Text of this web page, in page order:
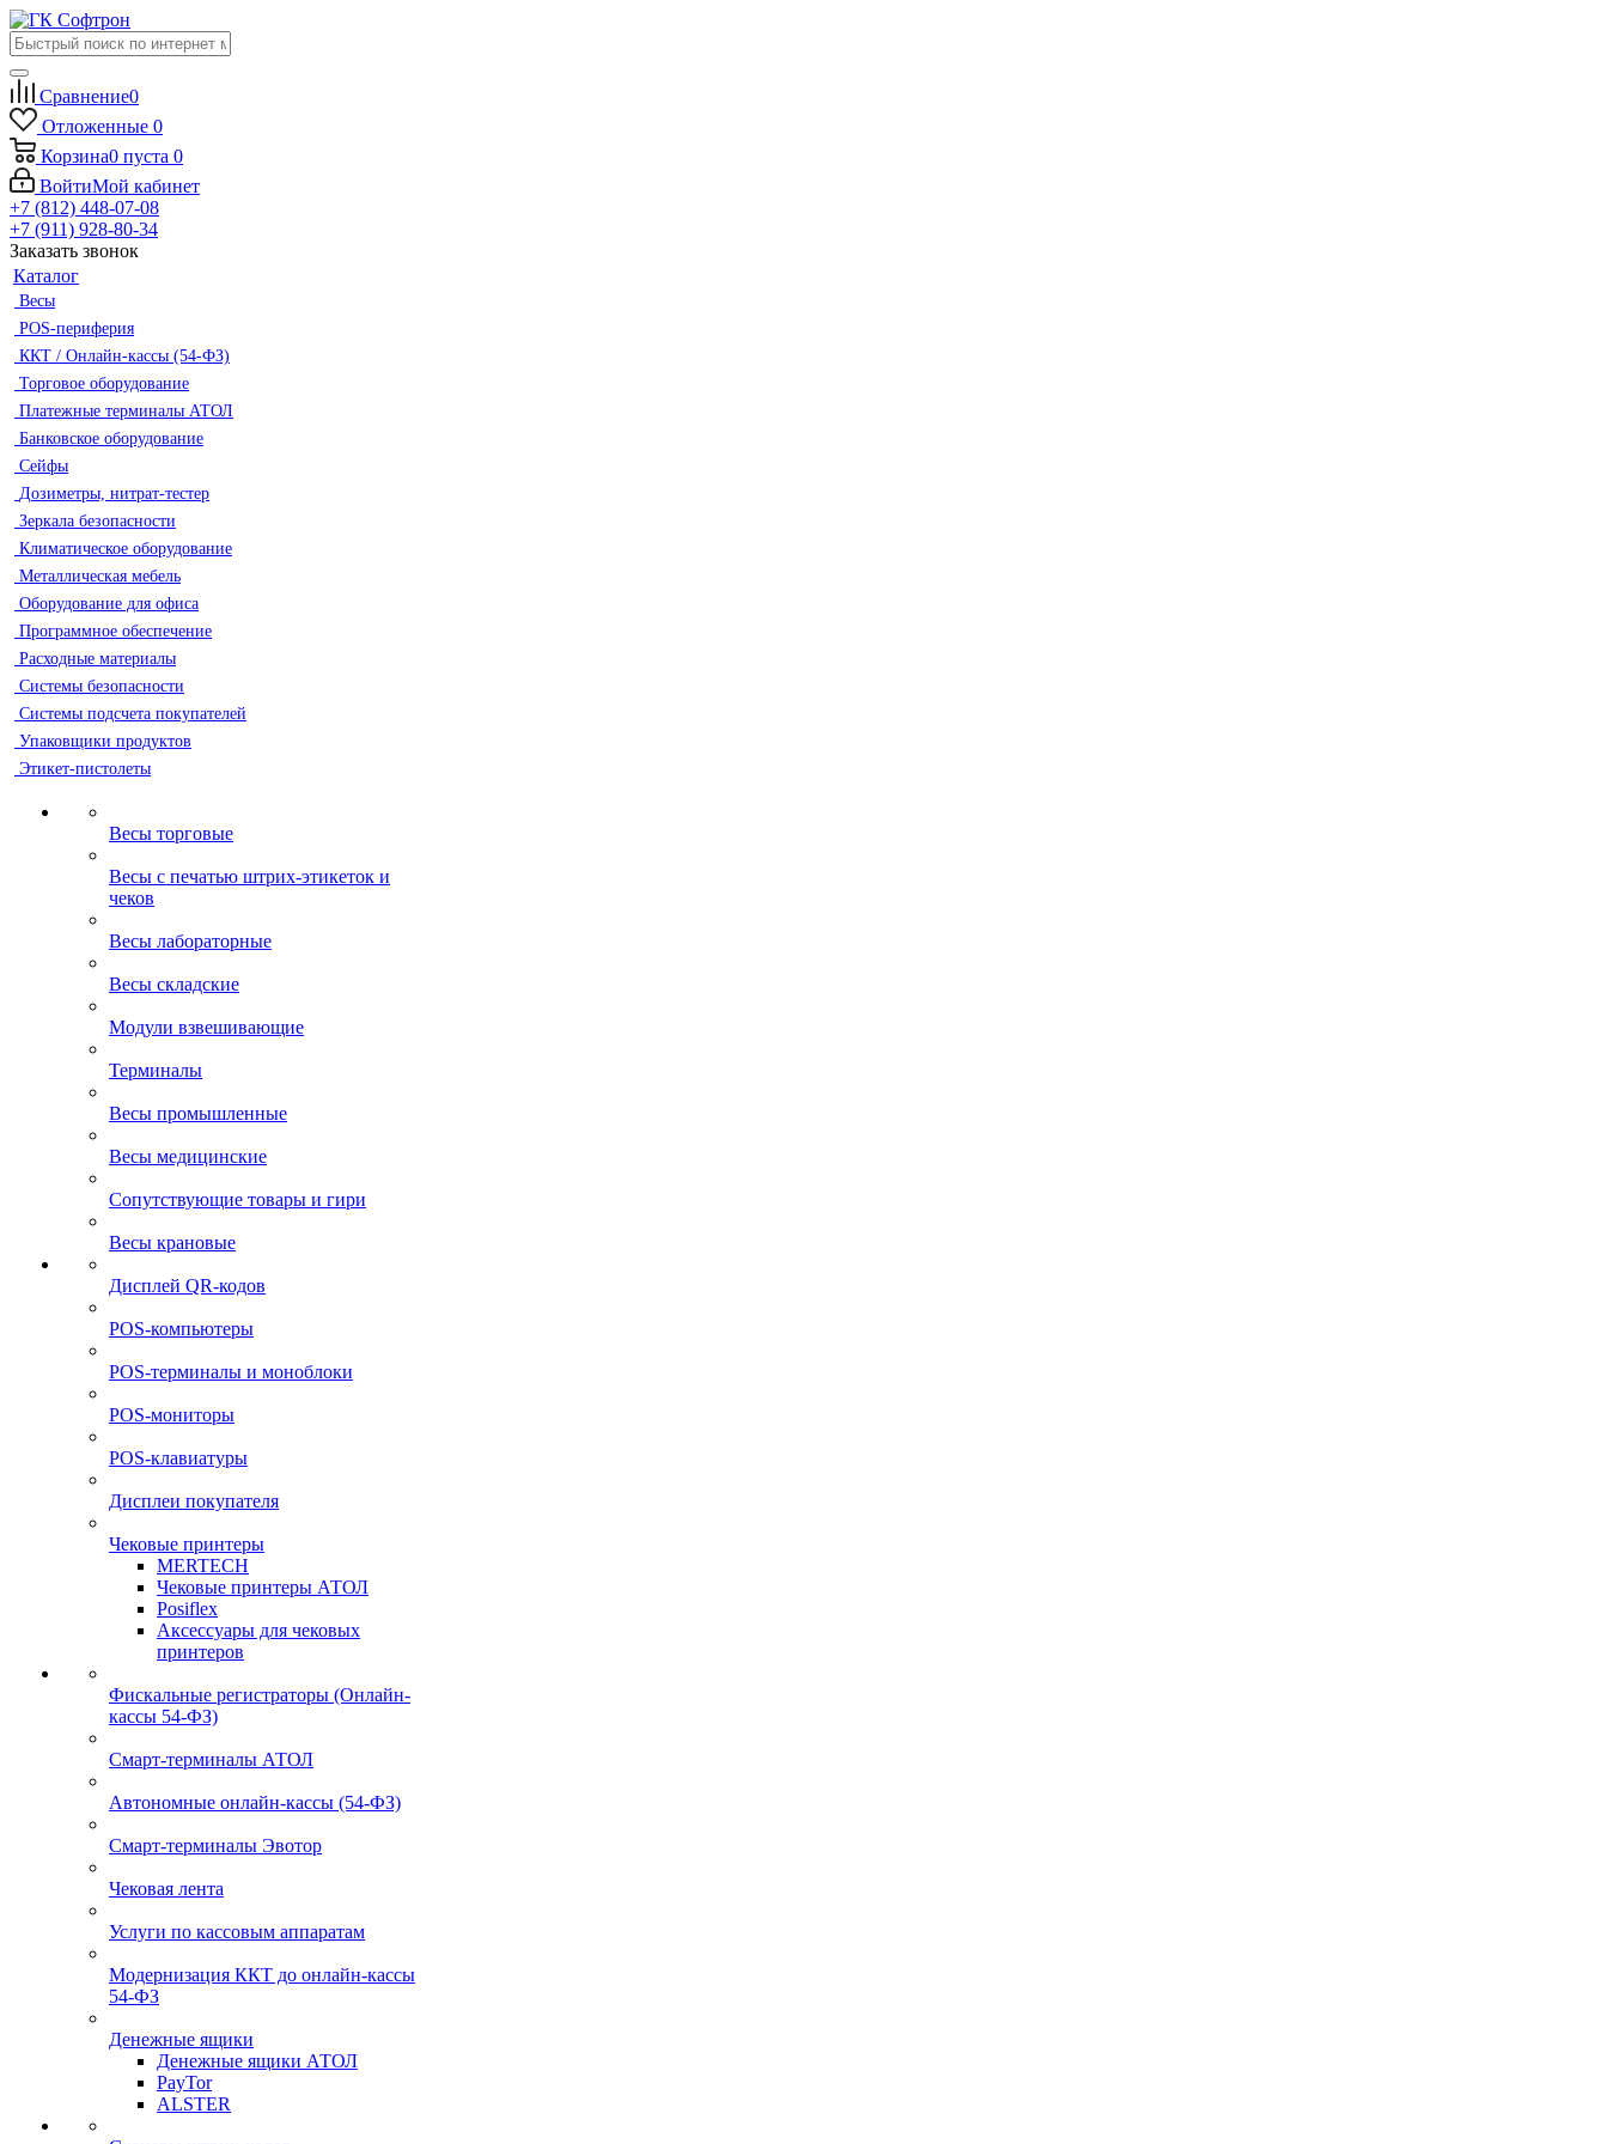
Сравнение0
Отложенные 0
Корзина0 пуста 0
ВойтиМой кабинет
+7 (812) 448-07-08
+7 (911) 928-80-34
Заказать звонок
Каталог
Весы
POS-периферия
ККТ / Онлайн-кассы (54-ФЗ)
Торговое оборудование
Платежные терминалы АТОЛ
Банковское оборудование
Сейфы
Дозиметры, нитрат-тестер
Зеркала безопасности
Климатическое оборудование
Металлическая мебель
Оборудование для офиса
Программное обеспечение
Расходные материалы
Системы безопасности
Системы подсчета покупателей
Упаковщики продуктов
Этикет-пистолеты
Весы торговые
Весы с печатью штрих-этикеток и
чеков
Весы лабораторные
Весы складские
Модули взвешивающие
Терминалы
Весы промышленные
Весы медицинские
Сопутствующие товары и гири
Весы крановые
Дисплей QR-кодов
POS-компьютеры
POS-терминалы и моноблоки
POS-мониторы
POS-клавиатуры
Дисплеи покупателя
Чековые принтеры
MERTECH
Чековые принтеры АТОЛ
Posiflex
Аксессуары для чековых
принтеров
Фискальные регистраторы (Онлайн-
кассы 54-ФЗ)
Смарт-терминалы АТОЛ
Автономные онлайн-кассы (54-ФЗ)
Смарт-терминалы Эвотор
Чековая лента
Услуги по кассовым аппаратам
Модернизация ККТ до онлайн-кассы
54-ФЗ
Денежные ящики
Денежные ящики АТОЛ
PayTor
ALSTER